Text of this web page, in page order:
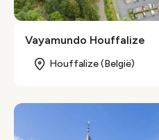
Vayamundo Houffalize
Houffalize (België)